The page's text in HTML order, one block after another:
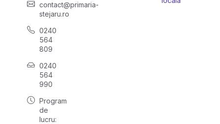
contact@primaria-
stejaru.ro
0240
564
809
0240
564
990
Program
de
lucru: